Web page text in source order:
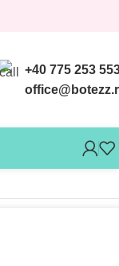
+40 775 253